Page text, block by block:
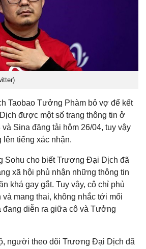
Taobao Tưởng Phàm bỏ vợ để kết
được một số trang thông tin ở
Sina đăng tải hôm 26/04, tuy vậy
tiếng xác nhận.
Sohu cho biết Trương Đại Dịch đã
xã hội phủ nhận những thông tin
khá gay gắt. Tuy vậy, cô chỉ phủ
và mang thai, không nhắc tới mối
diễn ra giữa cô và Tưởng
người theo dõi Trương Đại Dịch đã